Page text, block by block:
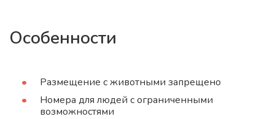
Особенности
Размещение с животными запрещено
Номера для людей с ограниченными
возможностями